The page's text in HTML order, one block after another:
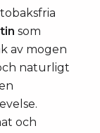
som
av mogen
naturligt
och